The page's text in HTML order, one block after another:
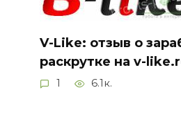
V-Like: отзыв о
раскрутке на v-
1 6.1к.